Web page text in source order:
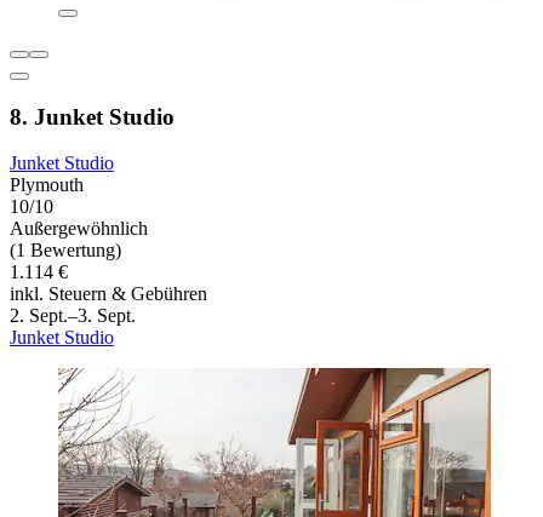
8. Junket Studio
Junket Studio
Plymouth
10/10
Außergewöhnlich
(1 Bewertung)
1.114 €
inkl. Steuern & Gebühren
2. Sept.–3. Sept.
Junket Studio